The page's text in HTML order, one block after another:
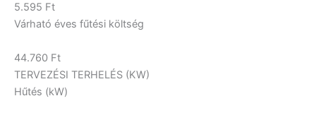
5.595 Ft
Várható éves fűtési költség
44.760 Ft
TERVEZÉSI TERHELÉS (KW)
Hűtés (kW)